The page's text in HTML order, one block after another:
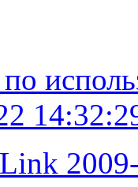
Link